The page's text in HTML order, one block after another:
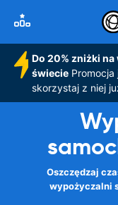
Do 20% zniżki na
świeciePromocja
skorzystaj z niej
Oszczędzaj
wypożyczalni